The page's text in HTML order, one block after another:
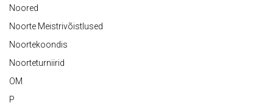
Noored
Noorte Meistrivõistlused
Noortekoondis
Noorteturniirid
OM
P